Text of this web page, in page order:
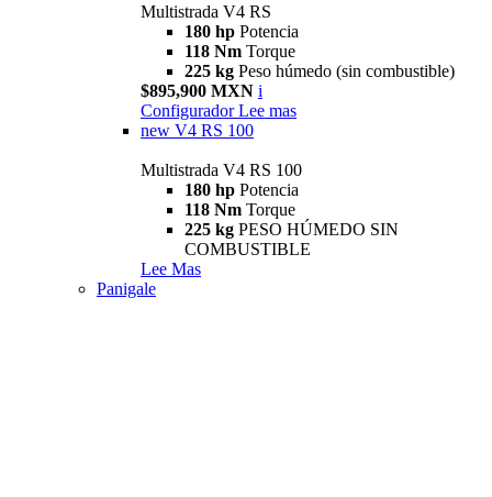
Multistrada V4 RS
180 hp Potencia
118 Nm Torque
225 kg Peso húmedo (sin combustible)
$895,900 MXN i
Configurador Lee mas
new V4 RS 100
Multistrada V4 RS 100
180 hp Potencia
118 Nm Torque
225 kg PESO HÚMEDO SIN
COMBUSTIBLE
Lee Mas
Panigale